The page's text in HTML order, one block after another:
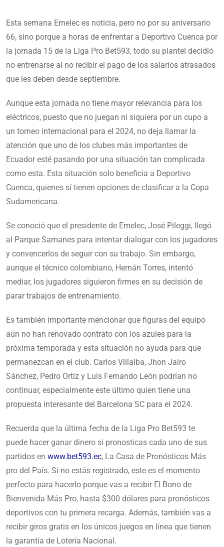
Esta semana Emelec es noticia, pero no por su aniversario
66, sino porque a horas de enfrentar a Deportivo Cuenca por
la jornada 15 de la Liga Pro Bet593, todo su plantel decidió
no entrenarse al no recibir el pago de los salarios atrasados
que les deben desde septiembre.
Aunque esta jornada no tiene mayor relevancia para los
eléctricos, puesto que no juegan ni siquiera por un cupo a
un torneo internacional para el 2024, no deja llamar la
atención que uno de los clubes más importantes de
Ecuador esté pasando por una situación tan complicada
como esta. Esta situación solo beneficia a Deportivo
Cuenca, quienes sí tienen opciones de clasificar a la Copa
Sudamericana.
Se conoció que el presidente de Emelec, José Pileggi, llegó
al Parque Samanes para intentar dialogar con los jugadores
y convencerlos de seguir con su trabajo. Sin embargo,
aunque el técnico colombiano, Hernán Torres, intentó
mediar, los jugadores siguieron firmes en su decisión de
parar trabajos de entrenamiento.
Es también importante mencionar que figuras del equipo
aún no han renovado contrato con los azules para la
próxima temporada y esta situación no ayuda para que
permanezcan en el club. Carlos Villalba, Jhon Jairo
Sánchez, Pedro Ortiz y Luis Fernando León podrían no
continuar, especialmente este último quien tiene una
propuesta interesante del Barcelona SC para el 2024.
Recuerda que la última fecha de la Liga Pro Bet593 te
puede hacer ganar dinero si pronosticas cada uno de sus
partidos en www.bet593.ec, La Casa de Pronósticos Más
pro del País. Si no estás registrado, este es el momento
perfecto para hacerlo porque vas a recibir El Bono de
Bienvenida Más Pro, hasta $300 dólares para pronósticos
deportivos con tu primera recarga. Además, también vas a
recibir giros gratis en los únicos juegos en línea que tienen
la garantía de Lotería Nacional.